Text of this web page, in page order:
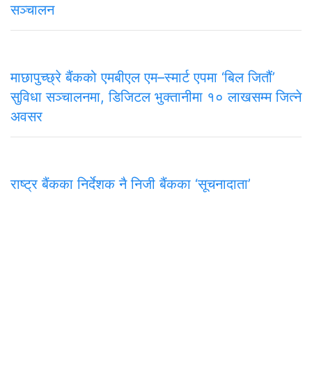
सञ्चालन
माछापुच्छ्रे बैंकको एमबीएल एम–स्मार्ट एपमा ‘बिल जितौं’
सुविधा सञ्चालनमा, डिजिटल भुक्तानीमा १० लाखसम्म जित्ने
अवसर
राष्ट्र बैंकका निर्देशक नै निजी बैंकका ‘सूचनादाता’